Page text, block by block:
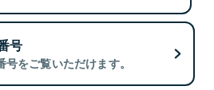
号
をご覧いただけます。